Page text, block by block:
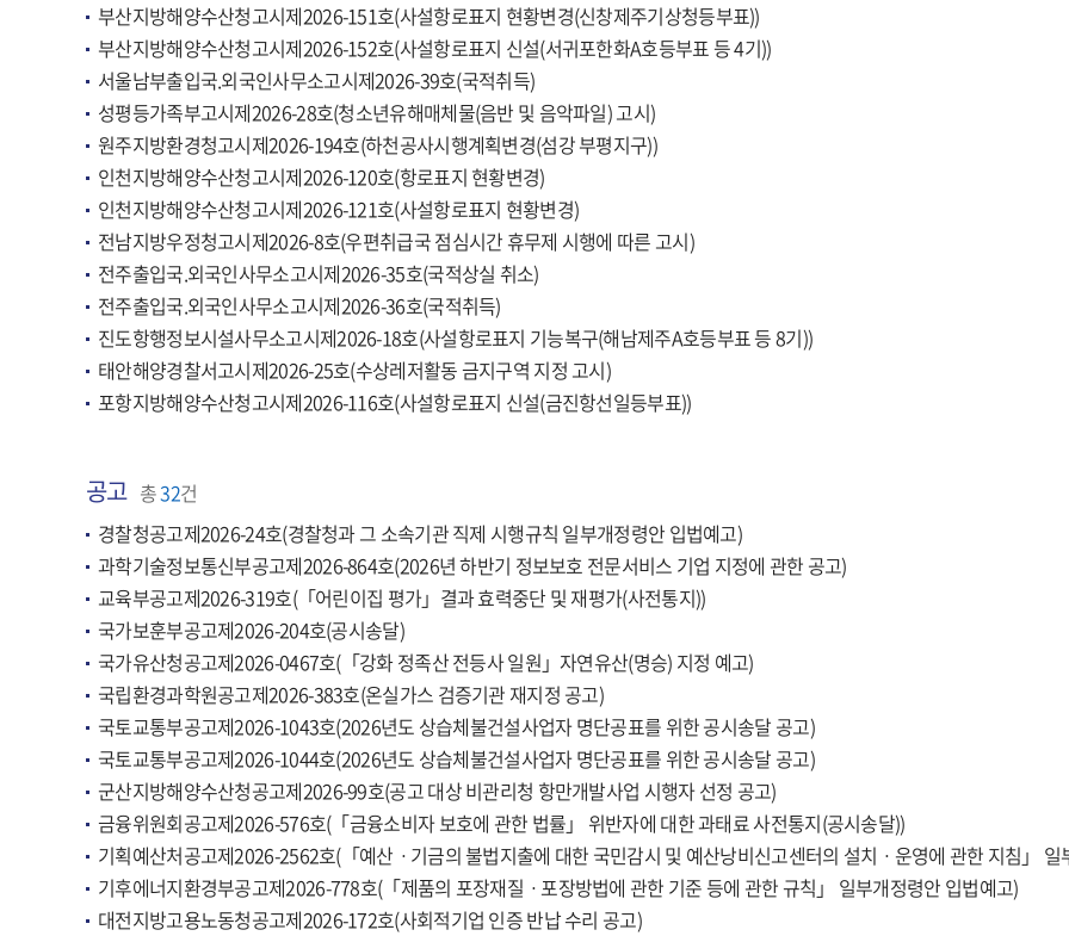
부산지방해양수산청고시제2026-151호(사설항로표지 현황변경(신창제주기상청등부표))
부산지방해양수산청고시제2026-152호(사설항로표지 신설(서귀포한화A호등부표 등 4기))
서울남부출입국.외국인사무소고시제2026-39호(국적취득)
성평등가족부고시제2026-28호(청소년유해매체물(음반 및 음악파일) 고시)
원주지방환경청고시제2026-194호(하천공사시행계획변경(섬강 부평지구))
인천지방해양수산청고시제2026-120호(항로표지 현황변경)
인천지방해양수산청고시제2026-121호(사설항로표지 현황변경)
전남지방우정청고시제2026-8호(우편취급국 점심시간 휴무제 시행에 따른 고시)
전주출입국.외국인사무소고시제2026-35호(국적상실 취소)
전주출입국.외국인사무소고시제2026-36호(국적취득)
진도항행정보시설사무소고시제2026-18호(사설항로표지 기능복구(해남제주A호등부표 등 8기))
태안해양경찰서고시제2026-25호(수상레저활동 금지구역 지정 고시)
포항지방해양수산청고시제2026-116호(사설항로표지 신설(금진항선일등부표))
공고 총32건
경찰청공고제2026-24호(경찰청과 그 소속기관 직제 시행규칙 일부개정령안 입법예고)
과학기술정보통신부공고제2026-864호(2026년 하반기 정보보호 전문서비스 기업 지정에 관한 공고)
교육부공고제2026-319호(「어린이집 평가」결과 효력중단 및 재평가(사전통지))
국가보훈부공고제2026-204호(공시송달)
국가유산청공고제2026-0467호(「강화 정족산 전등사 일원」자연유산(명승) 지정 예고)
국립환경과학원공고제2026-383호(온실가스 검증기관 재지정 공고)
국토교통부공고제2026-1043호(2026년도 상습체불건설사업자 명단공표를 위한 공시송달 공고)
국토교통부공고제2026-1044호(2026년도 상습체불건설사업자 명단공표를 위한 공시송달 공고)
군산지방해양수산청공고제2026-99호(공고 대상 비관리청 항만개발사업 시행자 선정 공고)
금융위원회공고제2026-576호(「금융소비자 보호에 관한 법률」 위반자에 대한 과태료 사전통지(공시송달))
기획예산처공고제2026-2562호(「예산ㆍ기금의 불법지출에 대한 국민감시 및 예산낭비신고센터의 설치ㆍ운영에 관한 지침」 일
기후에너지환경부공고제2026-778호(「제품의 포장재질ㆍ포장방법에 관한 기준 등에 관한 규칙」 일부개정령안 입법예고)
대전지방고용노동청공고제2026-172호(사회적기업 인증 반납 수리 공고)